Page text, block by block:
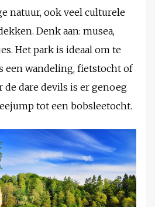
natuur, ook veel culturele
Denk aan: musea,
Het park is ideaal om te
een wandeling, fietstocht of
dare devils is er genoeg
tot een bobsleetocht.